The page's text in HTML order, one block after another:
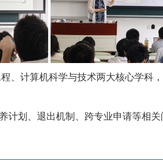
、计算机科学与技术两大核心学科
划、退出机制、跨专业申请等相